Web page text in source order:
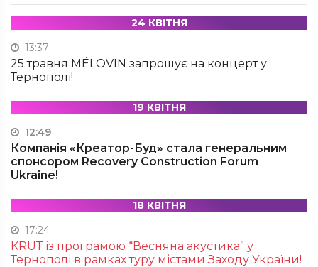
24 КВІТНЯ
13:37
25 травня MÉLOVIN запрошує на концерт у
Тернополі!
19 КВІТНЯ
12:49
Компанія «Креатор-Буд» стала генеральним
спонсором Recovery Construction Forum
Ukraine!
18 КВІТНЯ
17:24
KRUТ із програмою “Весняна акустика” у
Тернополі в рамках туру містами Заходу України!